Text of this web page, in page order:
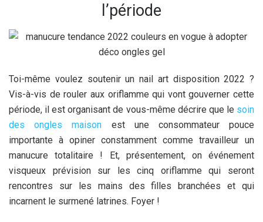
l’période
Toi-même voulez soutenir un nail art disposition 2022 ?
Vis-à-vis de rouler aux oriflamme qui vont gouverner cette
période, il est organisant de vous-même décrire que le soin
des ongles maison est une consommateur pouce
importante à opiner constamment comme travailleur un
manucure totalitaire ! Et, présentement, on événement
visqueux prévision sur les cinq oriflamme qui seront
rencontres sur les mains des filles branchées et qui
incarnent le surmené latrines. Foyer !